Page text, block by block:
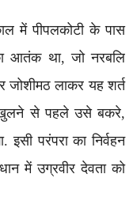
में पीपलकोटी के पास
आतंक था, जो नरबलि
जोशीमठ लाकर यह शर्त
खुलने से पहले उसे बकरे,
परंपरा का निर्वहन
में उग्रवीर देवता को